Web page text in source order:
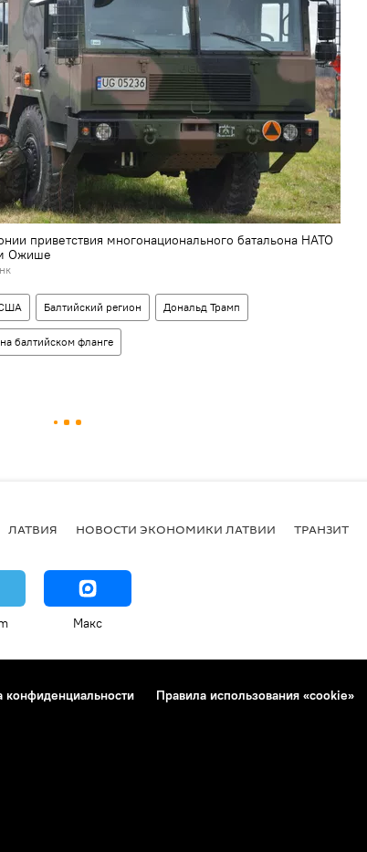
приветствия многонационального батальона НАТО
Ожише
Балтийский регион Дональд Трамп
балтийском фланге
ЛАТВИЯ НОВОСТИ ЭКОНОМИКИ ЛАТВИИ ТРАНЗИТ
Макс
конфиденциальности Правила использования «cookie»